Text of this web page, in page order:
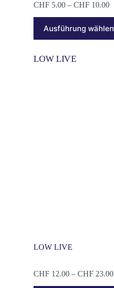
CHF5.00 – CHF10.00
Ausführung wählen
LOW LIVE
CHF12.00 – CHF23.00